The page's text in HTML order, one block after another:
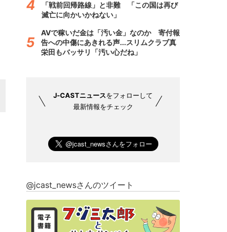
「戦前回帰路線」と非難 「この国は再び
滅亡に向かいかねない」
AVで稼いだ金は「汚い金」なのか 寄付報
告への中傷にあきれる声...スリムクラブ真
栄田もバッサリ「汚い心だね」
J-CASTニュースをフォローして
最新情報をチェック
@jcast_newsさんのツイート